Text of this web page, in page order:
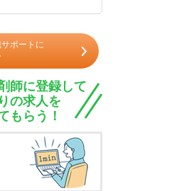
ポートに
師に登録して
の求人を
もらう！